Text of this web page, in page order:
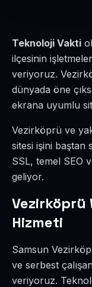
Teknoloji Vakti
ilçesinin
veriyoruz.
dünyada öne
ekrana uyumlu
Vezirköprü ve
sitesi işini baştan
SSL, temel SEO
geliyor.
Vezirköprü
Hizmeti
Samsun
ve serbest
veriyoruz.